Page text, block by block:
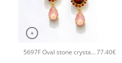
+
5697F Oval stone crystal χειροποίητα σκουλαρίκια Catherine bijoux Πορτοκαλί77.40€